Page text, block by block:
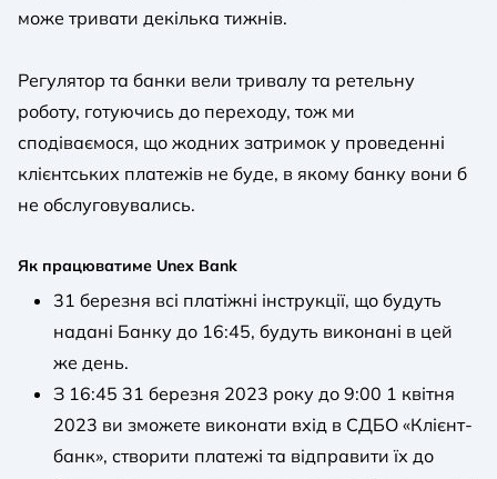
може тривати декілька тижнів.
Регулятор та банки вели тривалу та ретельну
роботу, готуючись до переходу, тож ми
сподіваємося, що жодних затримок у проведенні
клієнтських платежів не буде, в якому банку вони б
не обслуговувались.
Як працюватиме Unex Bank
31 березня всі платіжні інструкції, що будуть
надані Банку до 16:45, будуть виконані в цей
же день.
З 16:45 31 березня 2023 року до 9:00 1 квітня
2023 ви зможете виконати вхід в СДБО «Клієнт-
банк», створити платежі та відправити їх до